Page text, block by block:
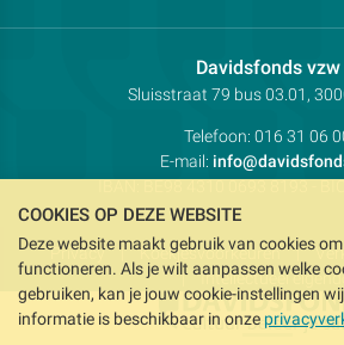
Davidsfonds vzw
Adres:
Sluisstraat 79 bus 03.01,
Telefoon: 016 31 06
E-mail:
Privacy Koekjesvoorkeuren
Intellectueel
COOKIES OP DEZE WEBSITE
Deze website maakt gebruik van cookies
functioneren. Als je wilt aanpassen welke
gebruiken, kan je jouw cookie-instellingen
informatie is beschikbaar in onze